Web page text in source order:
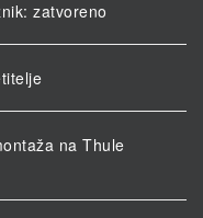
zatvoreno
na Thule